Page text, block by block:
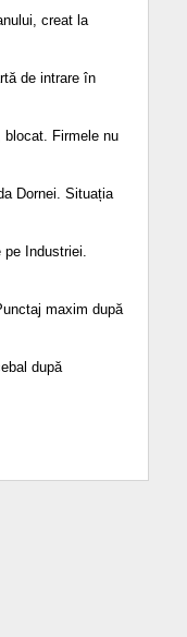
creat la
de intrare în
blocat. Firmele nu
Dornei. Situația
Industriei.
maxim după
după